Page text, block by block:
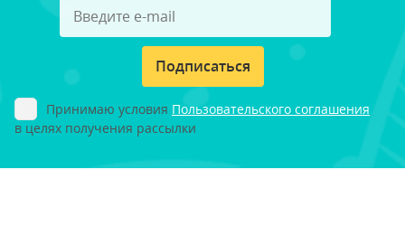
Подписаться
Принимаю условия Пользовательского соглашения
в целях получения рассылки